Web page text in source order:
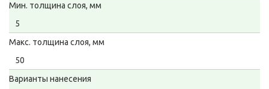
Мин. толщина слоя, мм
5
Макс. толщина слоя, мм
50
Варианты нанесения